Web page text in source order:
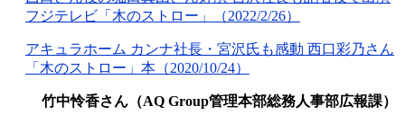
フジテレビ「木のストロー」
（2022/2/26）
アキュラホーム カンナ社長・宮沢氏も感動 西口彩乃さん
「木のストロー」本 （2020/10/24）
竹中怜香さん（AQ Group管理本部総務人事部広報課）